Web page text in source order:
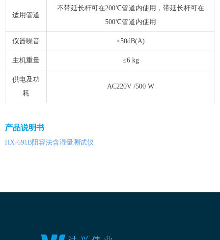
适用管道
不带延长杆可在200℃管道内使用，带延长杆可在
500℃管道内使用
仪器噪音 ≤50dB(A)
主机重量 ≤6 kg
供电及功
耗
AC220V /500 W
产品说明书
HX-691B阻容法含湿量测试仪